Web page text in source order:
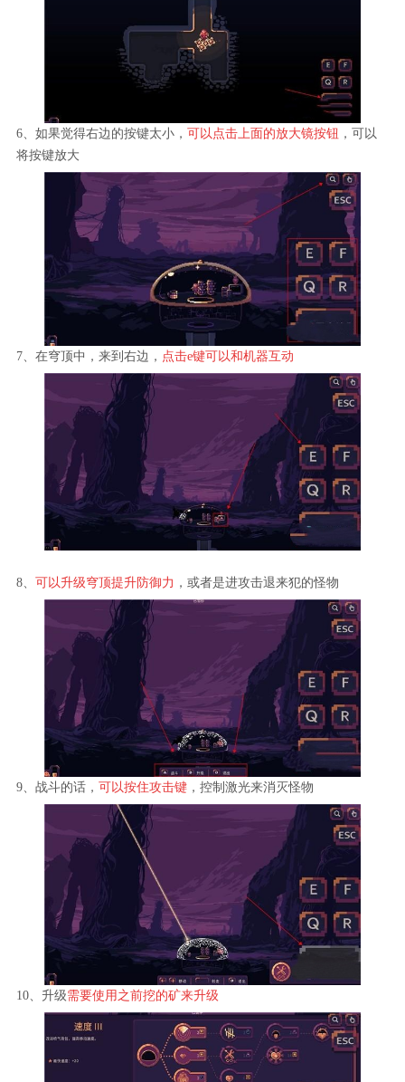
6、如果觉得右边的按键太小， 可以点击上面的放大镜按钮 ，可以
将按键放大
7、在穹顶中，来到右边， 点击e键可以和机器互动
8、 可以升级穹顶提升防御力 ，或者是进攻击退来犯的怪物
9、战斗的话， 可以按住攻击键，控制激光来消灭怪物
10、升级需要使用之前挖的矿来升级